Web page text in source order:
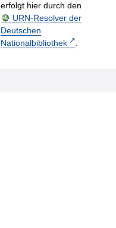
erfolgt hier durch den
URN-Resolver der
Deutschen
Nationalbibliothek
.